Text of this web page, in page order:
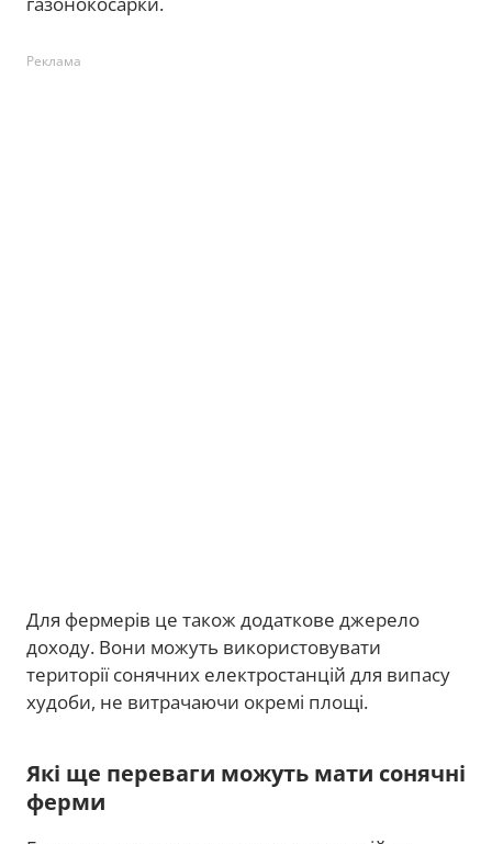
Реклама
Для фермерів це також додаткове джерело
доходу. Вони можуть використовувати
території сонячних електростанцій для випасу
худоби, не витрачаючи окремі площі.
Які ще переваги можуть мати сонячні
ферми